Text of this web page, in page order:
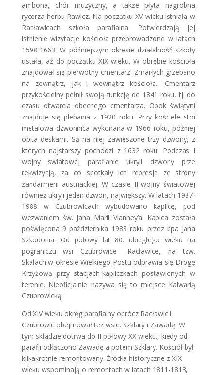
ambona, chór muzyczny, a także płyta nagrobna
rycerza herbu Rawicz. Na początku XV wieku istniała w
Racławicach szkoła parafialna. Potwierdzają jej
istnienie wizytacje kościoła przeprowadzone w latach
1598-1663. W późniejszym okresie działalność szkoły
ustała, aż do początku XIX wieku.W obrębie kościoła
znajdował się pierwotny cmentarz. Zmarłych grzebano
na zewnątrz, jak i wewnątrz kościoła.. Cmentarz
przykościelny pełnił swoją funkcję do 1841 roku, tj. do
czasu otwarcia obecnego cmentarza. Obok świątyni
znajduje się plebania z 1920 roku. Przy kościele stoi
metalowa dzwonnica wykonana w 1966 roku, później
obita deskami. Są na niej zawieszone trzy dzwony, z
których najstarszy pochodzi z 1632 roku. Podczas I
wojny swiatowej parafianie ukryli dzwony prze
rekwizycją, za co spotkały ich represje ze strony
żandarmerii austriackiej. W czasie II wojny światowej
również ukryli jeden dzwon, największy. W latach 1987-
1988 w Czubrowicach wybudowano kaplicę, pod
wezwaniem św. Jana Marii Vianney’a. Kapica została
poświęcona 9 października 1988 roku przez bpa Jana
Szkodonia. Od połowy lat 80. ubiegłego wieku na
pograniczu wsi Czubrowice –Racławice, na tzw.
Skałach w okresie Wielkiego Postu odprawia się Drogę
Krzyżową przy stacjach-kapliczkach postawionych w
terenie. Nieoficjalnie nazywa się to miejsce Kalwarią
Czubrowicką.
Od XIV wieku okręg parafialny oprócz Racławic i
Czubrowic obejmował też wsie: Szklary i Zawadę. W
tym składzie dotrwa do II połowy XX wieku., kiedy od
parafii odłączono Zawadę a potem Szklary. Kościół był
kilkakrotnie remontowany. Źródła historyczne z XIX
wieku wspominają o remontach w latach 1811-1813,